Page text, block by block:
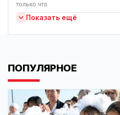
только что
Показать ещё
ПОПУЛЯРНОЕ